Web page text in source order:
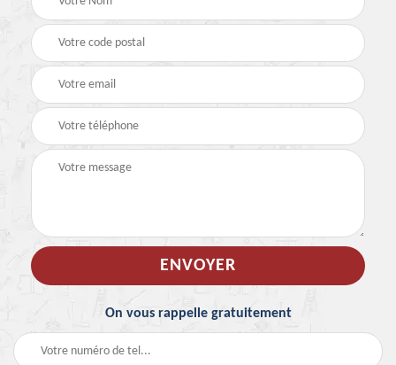
On vous rappelle gratuitement